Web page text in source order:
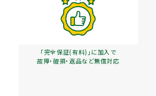
「完全保証(有料)」に加入で
故障・破損・返品など無償対応